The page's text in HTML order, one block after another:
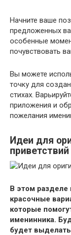
Начните ваше
предложенных
особенные
почувствовать
Вы можете
точку для
стихах.
приложения и
пожелания
Идеи для
приветствий
В этом
красочные
которые
именинника.
будет